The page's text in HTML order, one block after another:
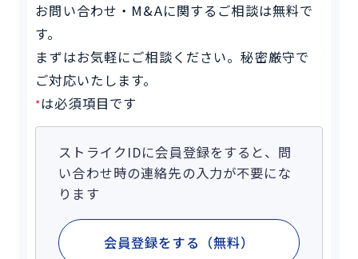
お問い合わせ・M&Aに関するご相談は無料で
す。
まずはお気軽にご相談ください。秘密厳守で
ご対応いたします。
*は必須項目です
ストライクIDに会員登録をすると、問
い合わせ時の連絡先の入力が不要にな
ります
会員登録をする（無料）